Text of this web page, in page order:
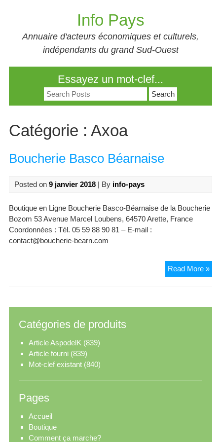
Info Pays
Annuaire d'acteurs économiques et culturels,
indépendants du grand Sud-Ouest
Essayez un mot-clef...
Search
for:
Catégorie : Axoa
Boucherie Basco Béarnaise
Posted on 9 janvier 2018| By info-pays
Boutique en Ligne Boucherie Basco-Béarnaise de la Boucherie
Bozom 53 Avenue Marcel Loubens, 64570 Arette, France
Coordonnées : Tél. 05 59 88 90 81 – E-mail :
contact@boucherie-bearn.com
Read More »
Catégories de produits
Article AspodelK (839)
Article fourni (839)
Mot-clef existant (840)
Pages
Accueil
Boutique
Comment ça marche?